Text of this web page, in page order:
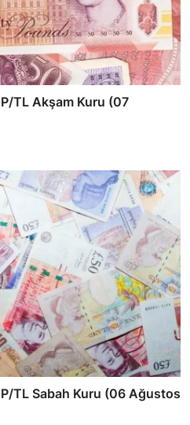
TL Akşam Kuru (07
TL Sabah Kuru (06 Ağustos